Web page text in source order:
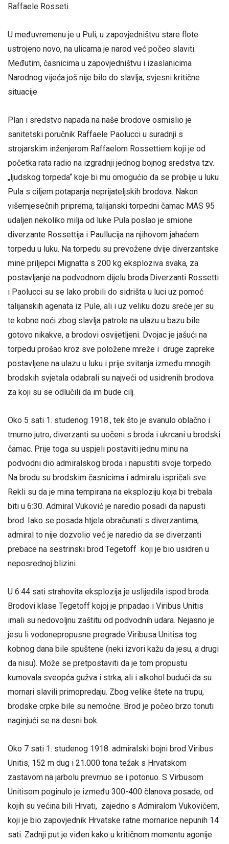
Raffaele Rosseti.
U međuvremenu je u Puli, u zapovjedništvu stare flote
ustrojeno novo, na ulicama je narod već počeo slaviti.
Međutim, časnicima u zapovjedništvu i izaslanicima
Narodnog vijeća još nije bilo do slavlja, svjesni kritične
situacije
Plan i sredstvo napada na naše brodove osmislio je
sanitetski poručnik Raffaele Paolucci u suradnji s
strojarskim inženjerom Raffaelom Rossettiem koji je od
početka rata radio na izgradnji jednog bojnog sredstva tzv.
„ljudskog torpeda“ koje bi mu omogućio da se probije u luku
Pula s ciljem potapanja neprijateljskih brodova. Nakon
višemjesečnih priprema, talijanski torpedni čamac MAS 95
udaljen nekoliko milja od luke Pula poslao je smione
diverzante Rossettija i Paullucija na njihovom jahaćem
torpedu u luku. Na torpedu su prevožene dvije diverzantske
mine priljepci Mignatta s 200 kg eksploziva svaka, za
postavljanje na podvodnom dijelu broda.Diverzanti Rossetti
i Paolucci su se lako probili do sidrišta u luci uz pomoć
talijanskih agenata iz Pule, ali i uz veliku dozu sreće jer su
te kobne noći zbog slavlja patrole na ulazu u bazu bile
gotovo nikakve, a brodovi osvijetljeni. Dvojac je jašući na
torpedu prošao kroz sve položene mreže i druge zapreke
postavljene na ulazu u luku i prije svitanja između mnogih
brodskih svjetala odabrali su najveći od usidrenih brodova
za koji su se odlučili da im bude cilj.
Oko 5 sati 1. studenog 1918., tek što je svanulo oblačno i
tmurno jutro, diverzanti su uočeni s broda i ukrcani u brodski
čamac. Prije toga su uspjeli postaviti jednu minu na
podvodni dio admiralskog broda i napustiti svoje torpedo.
Na brodu su brodskim časnicima i admiralu ispričali sve.
Rekli su da je mina tempirana na eksploziju koja bi trebala
biti u 6:30. Admiral Vuković je naredio posadi da napusti
brod. Iako se posada htjela obračunati s diverzantima,
admiral to nije dozvolio već je naredio da se diverzanti
prebace na sestrinski brod Tegetoff koji je bio usidren u
neposrednoj blizini.
U 6:44 sati strahovita eksplozija je uslijedila ispod broda.
Brodovi klase Tegetoff kojoj je pripadao i Viribus Unitis
imali su nedovoljnu zaštitu od podvodnih udara. Nejasno je
jesu li vodonepropusne pregrade Viribusa Unitisa tog
kobnog dana bile spuštene (neki izvori kažu da jesu, a drugi
da nisu). Može se pretpostaviti da je tom propustu
kumovala sveopća gužva i strka, ali i alkohol budući da su
mornari slavili primopredaju. Zbog velike štete na trupu,
brodske crpke bile su nemoćne. Brod je počeo brzo tonuti
naginjući se na desni bok.
Oko 7 sati 1. studenog 1918. admiralski bojni brod Viribus
Unitis, 152 m dug i 21.000 tona težak s Hrvatskom
zastavom na jarbolu prevrnuo se i potonuo. S Virbusom
Unitisom poginulo je između 300-400 članova posade, od
kojih su većina bili Hrvati, zajedno s Admiralom Vukovićem,
koji je bio zapovjednik Hrvatske ratne mornarice nepunih 14
sati. Zadnji put je viđen kako u kritičnom momentu agonije